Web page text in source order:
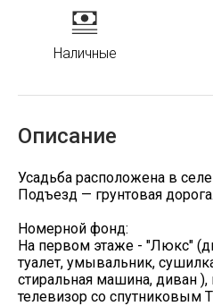
Наличные
Описание
Усадьба расположена в
Подъезд — грунтовая дорога.
Номерной фонд:
На первом этаже - "Люкс"
туалет, умывальник,
стиральная машина, диван ),
телевизор со спутниковым